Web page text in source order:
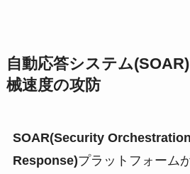
自動応答システム
械速度の攻防
SOAR(Security
Response)プラットフォーム